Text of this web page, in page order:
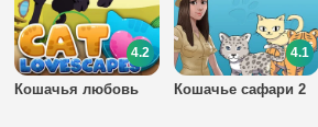
Кошачья любовь
4.2
Кошачье сафари 2
4.1